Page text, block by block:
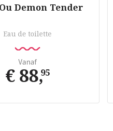
Demon Tender
Eau de toilette
Vanaf
€ 88,95